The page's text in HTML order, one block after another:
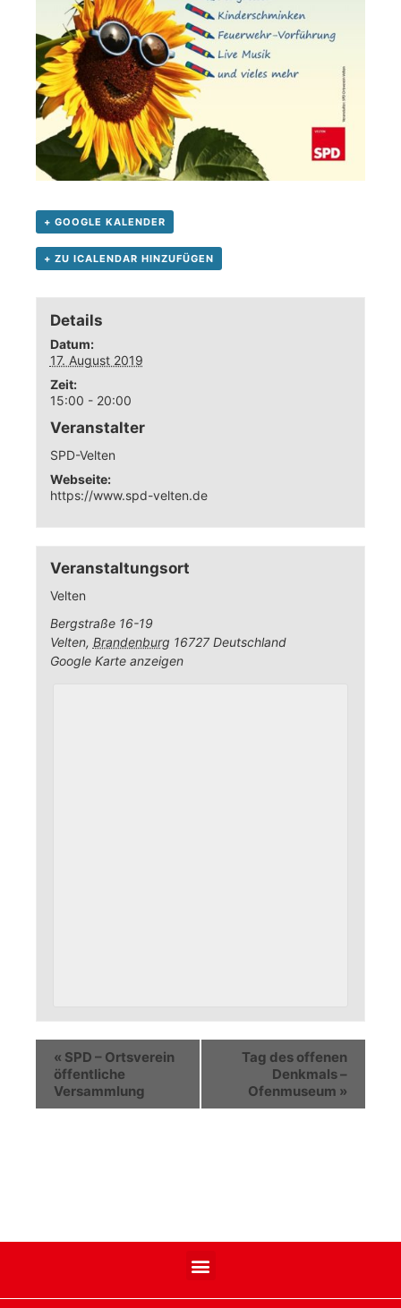
+ GOOGLE KALENDER
+ ZU ICALENDAR HINZUFÜGEN
Details
Datum:
17. August 2019
Zeit:
15:00 - 20:00
Veranstalter
SPD-Velten
Webseite:
https://www.spd-velten.de
Veranstaltungsort
Velten
Bergstraße 16-19
Velten, Brandenburg 16727 Deutschland
Google Karte anzeigen
« SPD – Ortsverein
öffentliche
Versammlung
Tag des offenen
Denkmals –
Ofenmuseum »